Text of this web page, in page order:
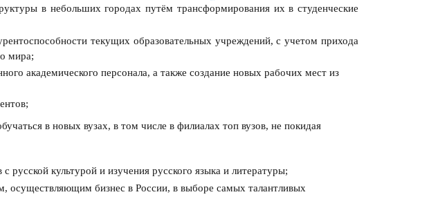
в небольших городах путём трансформирования их в студенческие
текущих образовательных учреждений, с учетом прихода
мира;
академического персонала, а также создание новых рабочих мест из
в новых вузах, в том числе в филиалах топ вузов, не покидая
русской культурой и изучения русского языка и литературы;
осуществляющим бизнес в России, в выборе самых талантливых